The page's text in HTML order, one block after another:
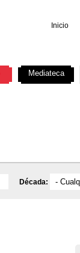
Inicio
Década:
Mediateca